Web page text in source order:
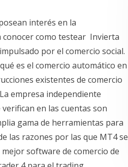
interés en la
conocer como testear Invierta
por el comercio social.
es el comercio automático en
existentes de comercio
empresa independiente
en las cuentas son
gama de herramientas para
las razones por las que MT4 se
software de comercio de